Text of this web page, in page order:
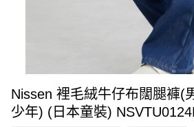
Nissen 裡毛絨牛仔布闊腿褲(
少年) (日本童裝)